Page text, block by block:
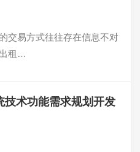
交易方式往往存在信息不对
租…
技术功能需求规划开发